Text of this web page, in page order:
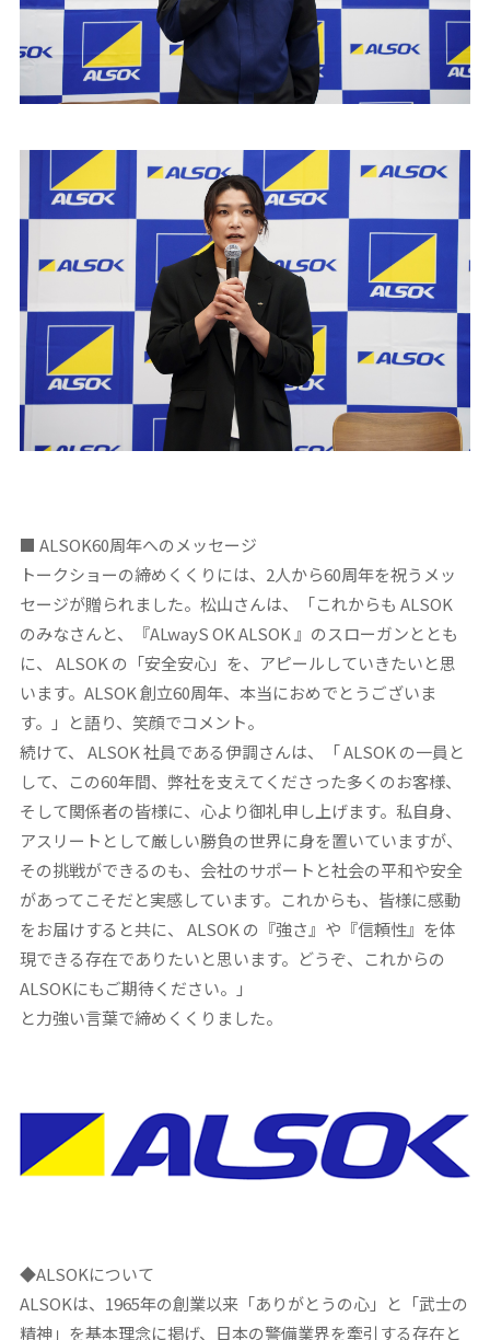
■ ALSOK60周年へのメッセージ
トークショーの締めくくりには、2人から60周年を祝うメッ
セージが贈られました。松山さんは、「これからも ALSOK
のみなさんと、『ALwayS OK ALSOK 』のスローガンととも
に、 ALSOK の「安全安心」を、アピールしていきたいと思
います。ALSOK 創立60周年、本当におめでとうございま
す。」と語り、笑顔でコメント。
続けて、 ALSOK 社員である伊調さんは、「 ALSOK の一員と
して、この60年間、弊社を支えてくださった多くのお客様、
そして関係者の皆様に、心より御礼申し上げます。私自身、
アスリートとして厳しい勝負の世界に身を置いていますが、
その挑戦ができるのも、会社のサポートと社会の平和や安全
があってこそだと実感しています。これからも、皆様に感動
をお届けすると共に、 ALSOK の『強さ』や『信頼性』を体
現できる存在でありたいと思います。どうぞ、これからの
ALSOKにもご期待ください。」
と力強い言葉で締めくくりました。
◆ALSOKについて
ALSOKは、1965年の創業以来「ありがとうの心」と「武士の
精神」を基本理念に掲げ、日本の警備業界を牽引する存在と